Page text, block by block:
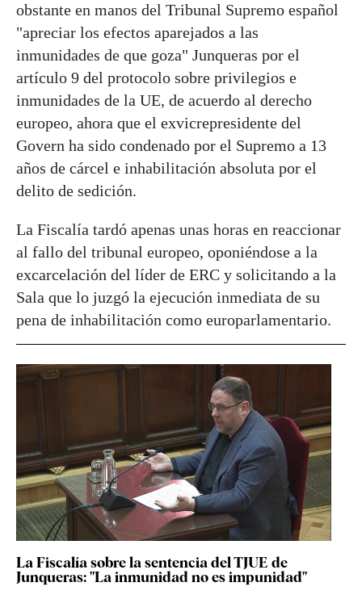
obstante en manos del Tribunal Supremo español
"apreciar los efectos aparejados a las
inmunidades de que goza" Junqueras por el
artículo 9 del protocolo sobre privilegios e
inmunidades de la UE, de acuerdo al derecho
europeo, ahora que el exvicrepresidente del
Govern ha sido condenado por el Supremo a 13
años de cárcel e inhabilitación absoluta por el
delito de sedición.
La Fiscalía tardó apenas unas horas en reaccionar
al fallo del tribunal europeo, oponiéndose a la
excarcelación del líder de ERC y solicitando a la
Sala que lo juzgó la ejecución inmediata de su
pena de inhabilitación como europarlamentario.
La Fiscalía sobre la sentencia del TJUE de
Junqueras: "La inmunidad no es impunidad"